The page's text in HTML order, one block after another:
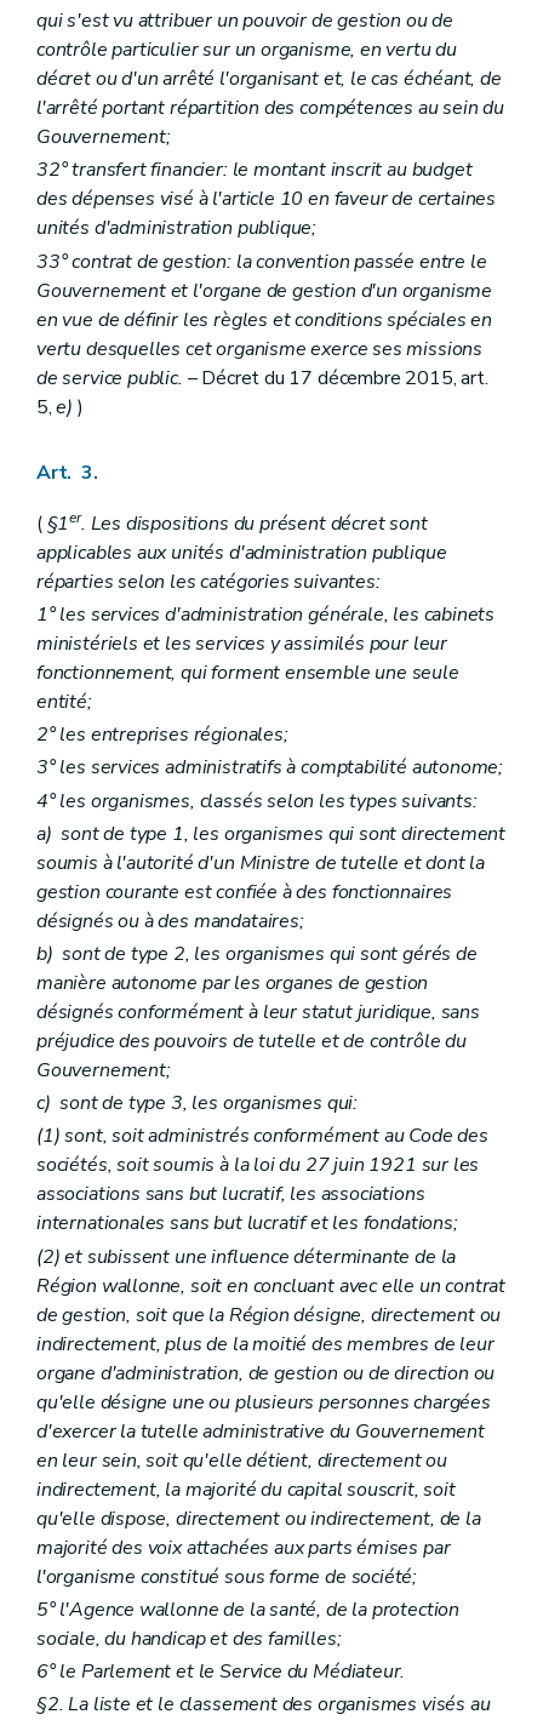
qui s'est vu attribuer un pouvoir de gestion ou de
contrôle particulier sur un organisme, en vertu du
décret ou d'un arrêté l'organisant et, le cas échéant, de
l'arrêté portant répartition des compétences au sein du
Gouvernement;
32° transfert financier: le montant inscrit au budget
des dépenses visé à l'article 10 en faveur de certaines
unités d'administration publique;
33° contrat de gestion: la convention passée entre le
Gouvernement et l'organe de gestion d'un organisme
en vue de définir les règles et conditions spéciales en
vertu desquelles cet organisme exerce ses missions
de service public. – Décret du 17 décembre 2015, art.
5,e) )
Art. 3.
( §1er. Les dispositions du présent décret sont
applicables aux unités d'administration publique
réparties selon les catégories suivantes:
1° les services d'administration générale, les cabinets
ministériels et les services y assimilés pour leur
fonctionnement, qui forment ensemble une seule
entité;
2° les entreprises régionales;
3° les services administratifs à comptabilité autonome;
4° les organismes, classés selon les types suivants:
a) sont de type 1, les organismes qui sont directement
soumis à l'autorité d'un Ministre de tutelle et dont la
gestion courante est confiée à des fonctionnaires
désignés ou à des mandataires;
b) sont de type 2, les organismes qui sont gérés de
manière autonome par les organes de gestion
désignés conformément à leur statut juridique, sans
préjudice des pouvoirs de tutelle et de contrôle du
Gouvernement;
c) sont de type 3, les organismes qui:
(1) sont, soit administrés conformément au Code des
sociétés, soit soumis à la loi du 27 juin 1921 sur les
associations sans but lucratif, les associations
internationales sans but lucratif et les fondations;
(2) et subissent une influence déterminante de la
Région wallonne, soit en concluant avec elle un contrat
de gestion, soit que la Région désigne, directement ou
indirectement, plus de la moitié des membres de leur
organe d'administration, de gestion ou de direction ou
qu'elle désigne une ou plusieurs personnes chargées
d'exercer la tutelle administrative du Gouvernement
en leur sein, soit qu'elle détient, directement ou
indirectement, la majorité du capital souscrit, soit
qu'elle dispose, directement ou indirectement, de la
majorité des voix attachées aux parts émises par
l'organisme constitué sous forme de société;
5° l'Agence wallonne de la santé, de la protection
sociale, du handicap et des familles;
6° le Parlement et le Service du Médiateur.
§2. La liste et le classement des organismes visés au